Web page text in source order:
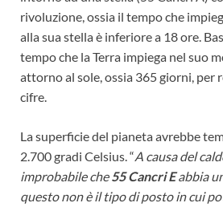
rivoluzione, ossia il tempo che
alla sua stella è inferiore a 18 ore.
tempo che la Terra impiega nel suo
attorno al sole, ossia 365 giorni, per
cifre.
La superficie del pianeta avrebbe
2.700 gradi Celsius. “A causa del
improbabile che 55 Cancri Eabbia
questo non è il tipo di posto in cui